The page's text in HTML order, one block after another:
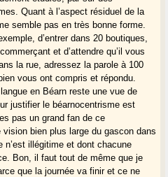
Quant à l’aspect résiduel de la
semble pas en très bonne forme.
d’entrer dans 20 boutiques,
et d’attendre qu’il vous
la rue, adressez la parole à 100
vous ont compris et répondu.
en Béarn reste une vue de
justifier le béarnocentrisme est
pas un grand fan de ce
bien plus large du gascon dans
illégitime et dont chacune
Bon, il faut tout de même que je
que la journée va finir et ce ne